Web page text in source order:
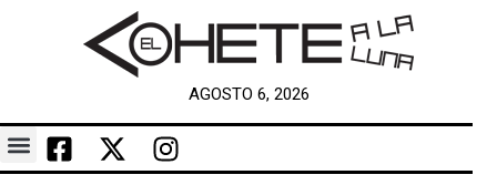
AGOSTO 6, 2026